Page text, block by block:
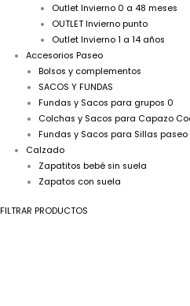
Outlet Invierno 0 a 48 meses
OUTLET Invierno punto
Outlet Invierno 1 a 14 años
Accesorios Paseo
Bolsos y complementos
SACOS Y FUNDAS
Fundas y Sacos para grupos 0
Colchas y Sacos para Capazo
Fundas y Sacos para Sillas paseo
Calzado
Zapatitos bebé sin suela
Zapatos con suela
FILTRAR PRODUCTOS